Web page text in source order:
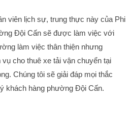
viên lịch sự, trung thực này của Phi
Đội Cấn sẽ được làm việc với
làm việc thân thiện nhưng
cho thuê xe tải vận chuyển tại
Chúng tôi sẽ giải đáp mọi thắc
khách hàng phường Đội Cấn.